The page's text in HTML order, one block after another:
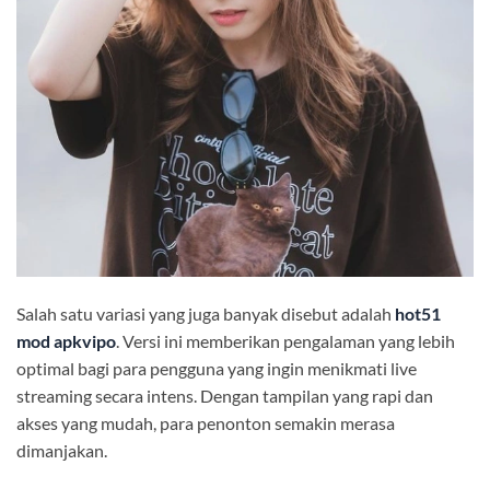
Salah satu variasi yang juga banyak disebut adalah hot51
mod apkvipo. Versi ini memberikan pengalaman yang lebih
optimal bagi para pengguna yang ingin menikmati live
streaming secara intens. Dengan tampilan yang rapi dan
akses yang mudah, para penonton semakin merasa
dimanjakan.